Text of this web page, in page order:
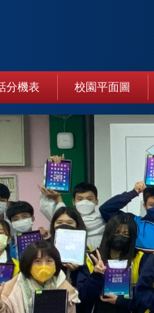
分機表 校園平面圖